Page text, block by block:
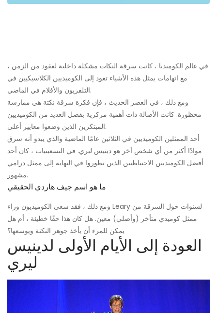
في عالم الكوميديا ​​، كانت سرقة النكات مشكلة داخلية لعقود من الزمن ،
مع اتهامات بمثل هذه الأشياء تعود إلى الكوميديين الكلاسيكيين في
التلفزيون والأفلام في الماضي.
ومع ذلك ، في العصر الحديث ، فإن فكرة سرقة نكتة هي ممارسة
محظورة. كانت الأصالة ذات أهمية مركزية بفضل العديد من الكوميديين
المبتكرين الذين وضعوا معايير أعلى.
أحد الممثلين الكوميديين في الثلاثين عامًا الماضية والذي يبدو أنه سرق
موادًا أكثر من أي شخص آخر هو دينيس ليري. في التسعينيات ، كان أحد
أفضل الكوميديين الاحتياطيين الذين تطوروا في النهاية إلى ممثل درامي
مشهور.
ما هو اسم جيف هاردي الحقيقي
ومع ذلك ، فقد سعى الكوميديون وراء Leary لسنوات حول السرقة من
ممثل كوميدي متأخر (وأصلي) معين. هل كان هذا حقًا خطيئة ، أم هل
يمكن للمرء أن يأخذ جوهر النكتة ويوسعها؟
العودة إلى الأيام الأولى لدينيس
ليري